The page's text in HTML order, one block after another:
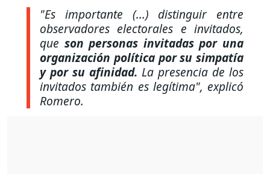
"Es importante (...) distinguir entre
observadores electorales e invitados,
que son personas invitadas por una
organización política por su simpatía
y por su afinidad. La presencia de los
invitados también es legítima", explicó
Romero.